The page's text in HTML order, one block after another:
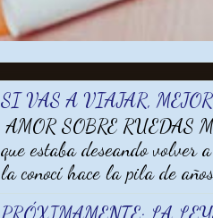
SI VAS A VIAJAR,
AMOR SOBRE RUEDAS
que estaba deseando volver
la conocí hace la pila de